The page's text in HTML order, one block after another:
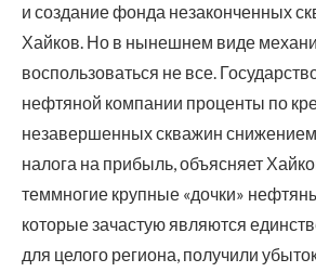
и создание фонда незаконченных
Хайков. Но в нынешнем виде
воспользоваться не все.
нефтяной компании проценты по
незавершенных скважин
налога на прибыль, объясняет
теммногие крупные «дочки»
которые зачастую являются
для целого региона, получили